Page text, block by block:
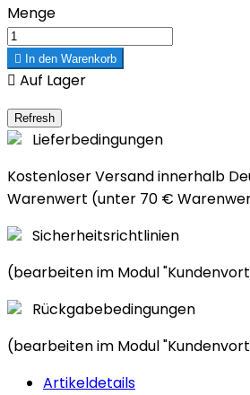
Menge
 In den Warenkorb
 Auf Lager
Lieferbedingungen
Kostenloser Versand innerhalb
Warenwert (unter 70 €
Sicherheitsrichtlinien
(bearbeiten im Modul
Rückgabebedingungen
(bearbeiten im Modul
Artikeldetails